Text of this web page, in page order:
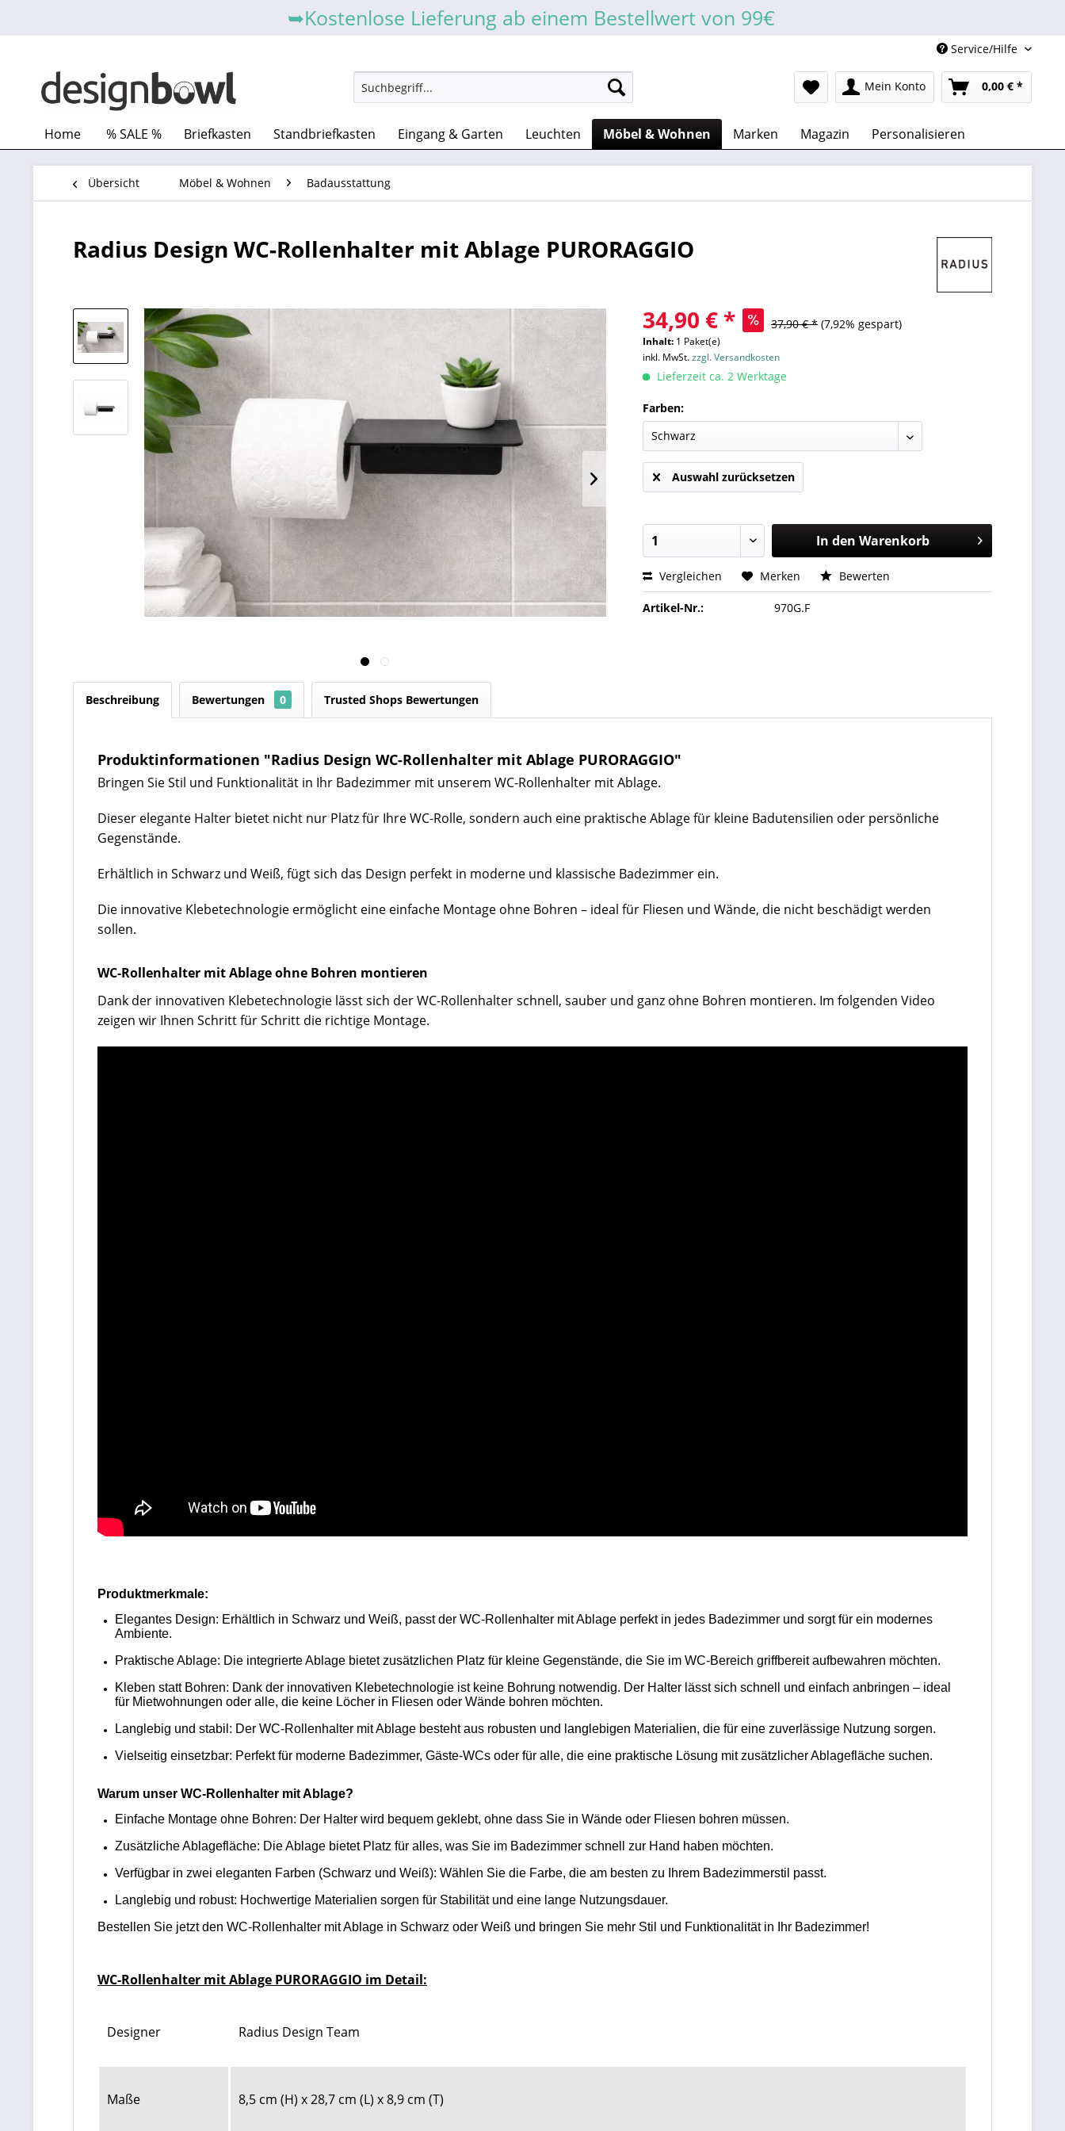
➥Kostenlose Lieferung ab einem Bestellwert von 99€
Service/Hilfe
Mein Konto 0,00 € *
Home % SALE % Briefkasten Standbriefkasten Eingang & Garten Leuchten Möbel & Wohnen Marken Magazin Personalisieren
Übersicht Möbel & Wohnen Badausstattung
Radius Design WC-Rollenhalter mit Ablage PURORAGGIO
34,90 € * 37,90 € * (7,92% gespart)
Inhalt: 1 Paket(e)
inkl. MwSt.zzgl. Versandkosten
Lieferzeit ca. 2 Werktage
Farben:
Auswahl zurücksetzen
In den Warenkorb
Vergleichen Merken Bewerten
Artikel-Nr.: 970G.F
Beschreibung Bewertungen 0 Trusted Shops Bewertungen
Produktinformationen "Radius Design WC-Rollenhalter mit Ablage PURORAGGIO"
Bringen Sie Stil und Funktionalität in Ihr Badezimmer mit unserem WC-Rollenhalter mit Ablage.
Dieser elegante Halter bietet nicht nur Platz für Ihre WC-Rolle, sondern auch eine praktische Ablage für kleine Badutensilien oder persönliche
Gegenstände.
Erhältlich in Schwarz und Weiß, fügt sich das Design perfekt in moderne und klassische Badezimmer ein.
Die innovative Klebetechnologie ermöglicht eine einfache Montage ohne Bohren – ideal für Fliesen und Wände, die nicht beschädigt werden
sollen.
WC-Rollenhalter mit Ablage ohne Bohren montieren
Dank der innovativen Klebetechnologie lässt sich der WC-Rollenhalter schnell, sauber und ganz ohne Bohren montieren. Im folgenden Video
zeigen wir Ihnen Schritt für Schritt die richtige Montage.
Produktmerkmale:
Elegantes Design: Erhältlich in Schwarz und Weiß, passt der WC-Rollenhalter mit Ablage perfekt in jedes Badezimmer und sorgt für ein modernes
Ambiente.
Praktische Ablage: Die integrierte Ablage bietet zusätzlichen Platz für kleine Gegenstände, die Sie im WC-Bereich griffbereit aufbewahren möchten.
Kleben statt Bohren: Dank der innovativen Klebetechnologie ist keine Bohrung notwendig. Der Halter lässt sich schnell und einfach anbringen – ideal
für Mietwohnungen oder alle, die keine Löcher in Fliesen oder Wände bohren möchten.
Langlebig und stabil: Der WC-Rollenhalter mit Ablage besteht aus robusten und langlebigen Materialien, die für eine zuverlässige Nutzung sorgen.
Vielseitig einsetzbar: Perfekt für moderne Badezimmer, Gäste-WCs oder für alle, die eine praktische Lösung mit zusätzlicher Ablagefläche suchen.
Warum unser WC-Rollenhalter mit Ablage?
Einfache Montage ohne Bohren: Der Halter wird bequem geklebt, ohne dass Sie in Wände oder Fliesen bohren müssen.
Zusätzliche Ablagefläche: Die Ablage bietet Platz für alles, was Sie im Badezimmer schnell zur Hand haben möchten.
Verfügbar in zwei eleganten Farben (Schwarz und Weiß): Wählen Sie die Farbe, die am besten zu Ihrem Badezimmerstil passt.
Langlebig und robust: Hochwertige Materialien sorgen für Stabilität und eine lange Nutzungsdauer.
Bestellen Sie jetzt den WC-Rollenhalter mit Ablage in Schwarz oder Weiß und bringen Sie mehr Stil und Funktionalität in Ihr Badezimmer!
WC-Rollenhalter mit Ablage PURORAGGIO im Detail:
Designer Radius Design Team
Maße 8,5 cm (H) x 28,7 cm (L) x 8,9 cm (T)